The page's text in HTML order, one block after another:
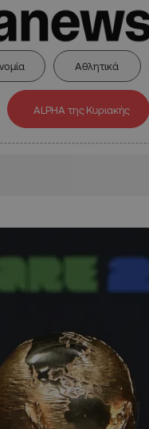
Αθλητικά
ALPHA της Κυριακής